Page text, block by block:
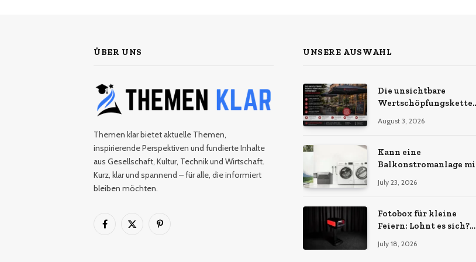
ÜBER UNS
Themen klar bietet aktuelle Themen,
inspirierende Perspektiven und fundierte Inhalte
aus Gesellschaft, Kultur, Technik und Wirtschaft.
Kurz, klar und spannend – für alle, die informiert
bleiben möchten.
Facebook
X
Pinterest
UNSERE AUSWAHL
Die unsichtbare
Wertschöpfungskette
Sonnenschirm: Was
Fertigung und
unternehmerische
bedeuten
August 3, 2026
Kann eine
Balkonstromanlage
wachsen?
July 23, 2026
Fotobox für kleine
Feiern: Lohnt es sich?
July 18, 2026